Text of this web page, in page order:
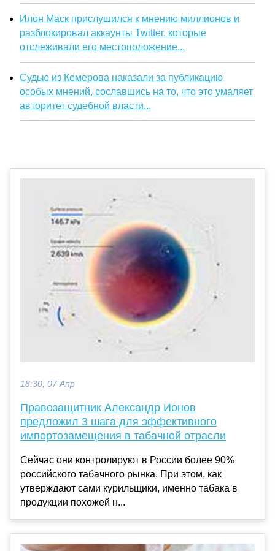
Илон Маск прислушился к мнению миллионов и
разблокировал аккаунты Twitter, которые
отслеживали его местоположение...
Судью из Кемерова наказали за публикацию
особых мнений, сославшись на то, что это умаляет
авторитет судебной власти...
18:30, 07 Апр
Правозащитник Александр Ионов
предложил 3 шага для эффективного
импортозамещения в табачной отрасли
Сейчас они контролируют в России более 90%
российского табачного рынка. При этом, как
утверждают сами курильщики, именно табака в
продукции похожей н...